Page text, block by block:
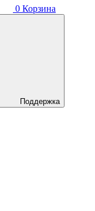
0 Корзина
Поддержка